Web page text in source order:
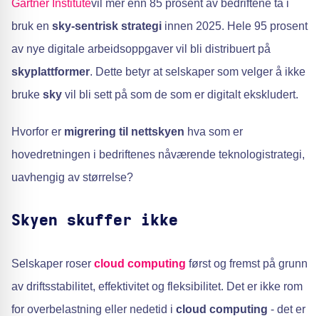
Gartner Institutevil mer enn 85 prosent av bedriftene ta i
bruk en sky-sentrisk strategi innen 2025. Hele 95 prosent
av nye digitale arbeidsoppgaver vil bli distribuert på
skyplattformer. Dette betyr at selskaper som velger å ikke
bruke sky vil bli sett på som de som er digitalt ekskludert.
Hvorfor er migrering til nettskyen hva som er
hovedretningen i bedriftenes nåværende teknologistrategi,
uavhengig av størrelse?
Skyen skuffer ikke
Selskaper roser cloud computing først og fremst på grunn
av driftsstabilitet, effektivitet og fleksibilitet. Det er ikke rom
for overbelastning eller nedetid i cloud computing - det er